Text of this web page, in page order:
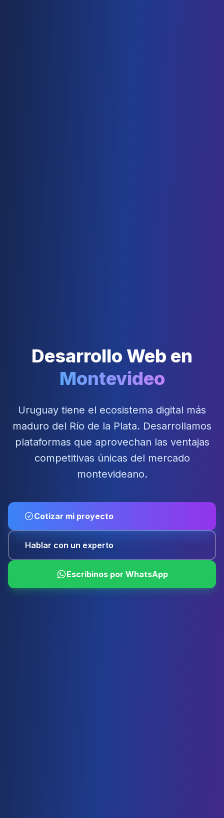
Desarrollo Web en
Montevideo
Uruguay tiene el ecosistema digital más
maduro del Río de la Plata. Desarrollamos
plataformas que aprovechan las ventajas
competitivas únicas del mercado
montevideano.
Cotizar mi proyecto
Hablar con un experto
Escribinos por WhatsApp